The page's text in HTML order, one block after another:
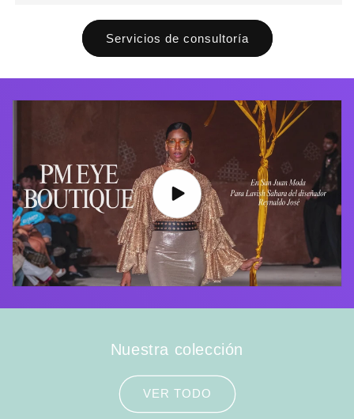
Servicios de consultoría
Nuestra colección
VER TODO